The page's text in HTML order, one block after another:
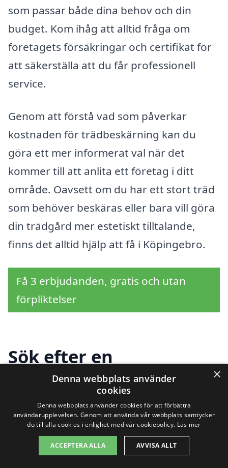
som passar både dina behov och din
budget. Kom ihåg att alltid fråga om
företagets försäkringar och certifikat för
att säkerställa att du får professionell
service.
Genom att förstå vad som påverkar
kostnaden för trädbeskärning kan du
göra ett mer informerat val när det
kommer till att anlita ett företag i ditt
område. Oavsett om du har ett stort träd
som behöver beskäras eller bara vill göra
din trädgård mer estetiskt tilltalande,
finns det alltid hjälp att få i Köpingebro.
Få 3 erbjudanden, gratis och utan
förpliktelser
Sök efter en
professionell för
trädbeskärning i andra
städer nära Köpingebro
×
Denna webbplats använder
cookies
Denna webbplats använder cookies för att förbättra
användarupplevelsen. Genom att använda vår webbplats samtycker
du till alla cookies i enlighet med vår cookiepolicy. Läs mer
ACCEPTERA ALLA AVVISA ALLT